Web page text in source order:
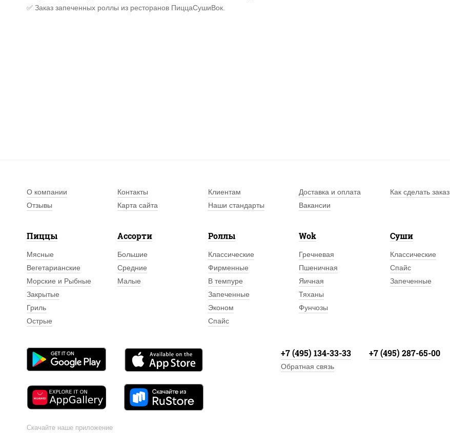
✅ Заказ запеченных роллы из ресторанов ПиццаСушиВок.
О компании Контакты Клиентам Доставка и оплата Как сделать заказ
Отзывы
Карта сайта Наши стандарты Вакансии
Пиццы
Мясные
Вегетарианские
Морские и Рыбные
Закрытые
Гриль
Острые
Ассорти
Большие
Средние
Малые
Роллы
Классические
Фирменные
В темпуре
Запеченные
Эконом
Спайс
Wok
Гречневая
Пшеничная
Яичная
Тяханы
Фунчозы
Суши
Классические
Спайс
Запеченные
Скачайте наше приложение
+7 (495) 134-33-33 +7 (495) 287-65-00
Обратная связь